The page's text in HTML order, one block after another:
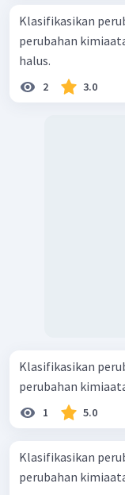
Klasifikasikan
perubahan
halus.
2 3.0
Klasifikasikan
perubahan
1 5.0
Klasifikasikan
perubahan